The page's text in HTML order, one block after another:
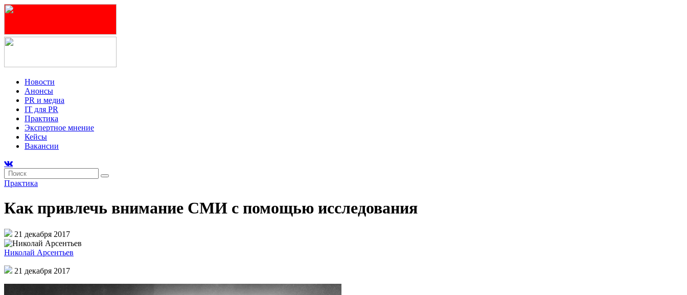
Новости
Анонсы
PR и медиа
IT для PR
Практика
Экспертное мнение
Кейсы
Вакансии
Практика
Как привлечь внимание СМИ с помощью исследования
21 декабря 2017
Николай Арсентьев
21 декабря 2017